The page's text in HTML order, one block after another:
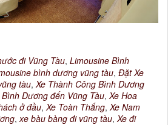
đi Vũng Tàu, Limousine Bình
bình dương vũng tàu, Đặt Xe
tàu, Xe Thành Công Bình Dương
Dương đến Vũng Tàu, Xe Hoa
ở đầu, Xe Toàn Thắng, Xe Nam
, xe bàu bàng đi vũng tàu, Xe đi